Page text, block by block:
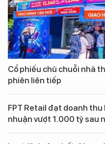
Cổ phiếu chủ chuỗi nhà
phiên liên tiếp
FPT Retail đạt doanh
nhuận vượt 1.000 tỷ sau